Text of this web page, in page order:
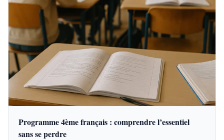
Programme 4ème français : comprendre l’essentiel
sans se perdre